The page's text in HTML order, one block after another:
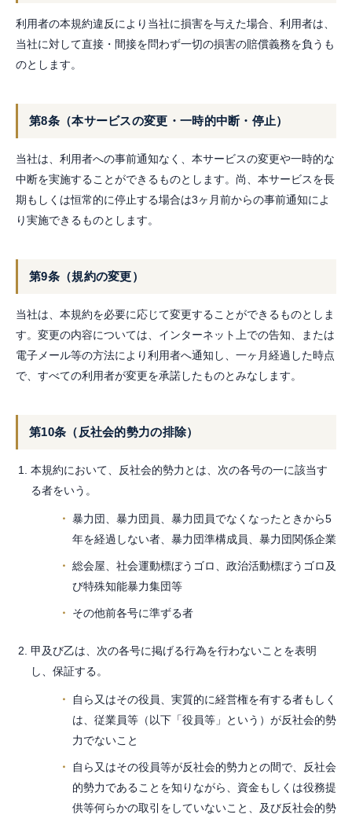
利用者の本規約違反により当社に損害を与えた場合、利用者は、
当社に対して直接・間接を問わず一切の損害の賠償義務を負うも
のとします。
第8条（本サービスの変更・一時的中断・停止）
当社は、利用者への事前通知なく、本サービスの変更や一時的な
中断を実施することができるものとします。尚、本サービスを長
期もしくは恒常的に停止する場合は3ヶ月前からの事前通知によ
り実施できるものとします。
第9条（規約の変更）
当社は、本規約を必要に応じて変更することができるものとしま
す。変更の内容については、インターネット上での告知、または
電子メール等の方法により利用者へ通知し、一ヶ月経過した時点
で、すべての利用者が変更を承諾したものとみなします。
第10条（反社会的勢力の排除）
本規約において、反社会的勢力とは、次の各号の一に該当す
る者をいう。
暴力団、暴力団員、暴力団員でなくなったときから5
年を経過しない者、暴力団準構成員、暴力団関係企業
総会屋、社会運動標ぼうゴロ、政治活動標ぼうゴロ及
び特殊知能暴力集団等
その他前各号に準ずる者
甲及び乙は、次の各号に掲げる行為を行わないことを表明
し、保証する。
自ら又はその役員、実質的に経営権を有する者もしく
は、従業員等（以下「役員等」という）が反社会的勢
力でないこと
自ら又はその役員等が反社会的勢力との間で、反社会
的勢力であることを知りながら、資金もしくは役務提
供等何らかの取引をしていないこと、及び反社会的勢